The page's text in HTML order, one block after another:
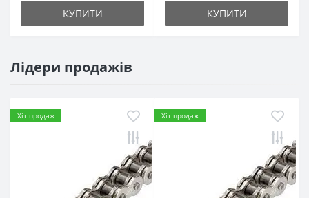
КУПИТИ КУПИТИ
Лідери продажів
Хіт продаж Хіт продаж